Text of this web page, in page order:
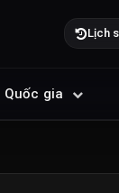
Lịch
Quốc gia